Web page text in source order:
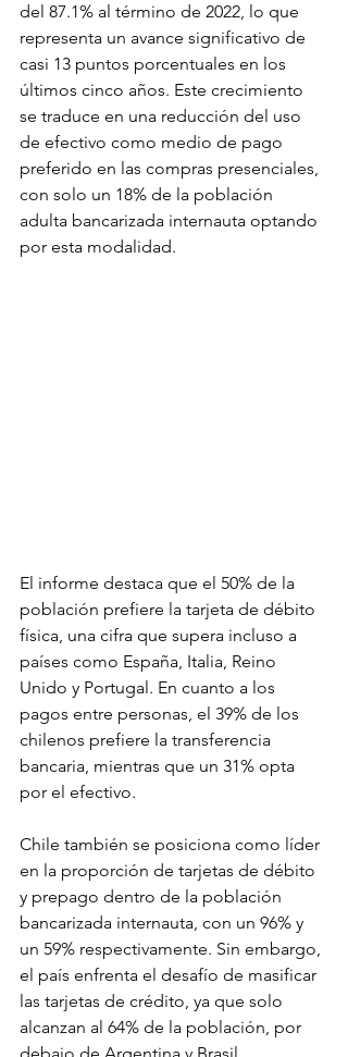
del 87.1% al término de 2022, lo que
representa un avance significativo de
casi 13 puntos porcentuales en los
últimos cinco años. Este crecimiento
se traduce en una reducción del uso
de efectivo como medio de pago
preferido en las compras presenciales,
con solo un 18% de la población
adulta bancarizada internauta optando
por esta modalidad.
El informe destaca que el 50% de la
población prefiere la tarjeta de débito
física, una cifra que supera incluso a
países como España, Italia, Reino
Unido y Portugal. En cuanto a los
pagos entre personas, el 39% de los
chilenos prefiere la transferencia
bancaria, mientras que un 31% opta
por el efectivo.
Chile también se posiciona como líder
en la proporción de tarjetas de débito
y prepago dentro de la población
bancarizada internauta, con un 96% y
un 59% respectivamente. Sin embargo,
el país enfrenta el desafío de masificar
las tarjetas de crédito, ya que solo
alcanzan al 64% de la población, por
debajo de Argentina y Brasil.